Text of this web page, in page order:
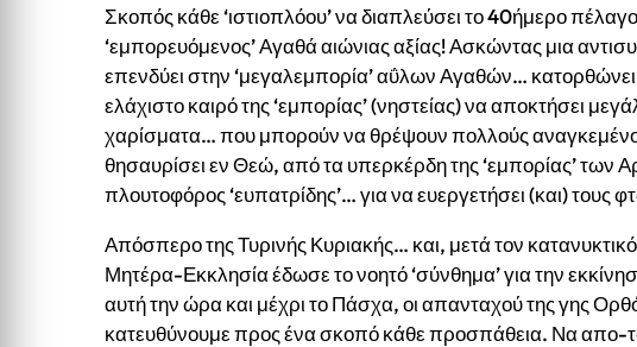
Σκοπός κάθε ‘ιστιοπλόου’ να διαπλεύσει το 40ήμερο
‘εμπορευόμενος’ Αγαθά αιώνιας αξίας! Ασκώντας μια
επενδύει στην ‘μεγαλεμπορία’ αΰλων Αγαθών…
ελάχιστο καιρό της ‘εμπορίας’ (νηστείας) να αποκτήσει
χαρίσματα… που μπορούν να θρέψουν πολλούς
θησαυρίσει εν Θεώ, από τα υπερκέρδη της ‘εμπορίας’ των
πλουτοφόρος ‘ευπατρίδης’… για να ευεργετήσει (και) τους
Απόσπερο της Τυρινής Κυριακής… και, μετά τον
Μητέρα-Εκκλησία έδωσε το νοητό ‘σύνθημα’ για την
αυτή την ώρα και μέχρι το Πάσχα, οι απανταχού της γης
κατευθύνουμε προς ένα σκοπό κάθε προσπάθεια. Να απο-